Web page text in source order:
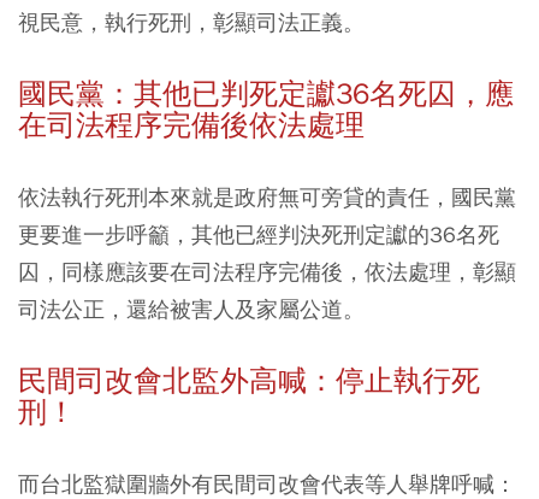
視民意，執行死刑，彰顯司法正義。
國民黨：其他已判死定讞36名死囚，應
在司法程序完備後依法處理
依法執行死刑本來就是政府無可旁貸的責任，國民黨
更要進一步呼籲，其他已經判決死刑定讞的36名死
囚，同樣應該要在司法程序完備後，依法處理，彰顯
司法公正，還給被害人及家屬公道。
民間司改會北監外高喊：停止執行死
刑！
而台北監獄圍牆外有民間司改會代表等人舉牌呼喊：